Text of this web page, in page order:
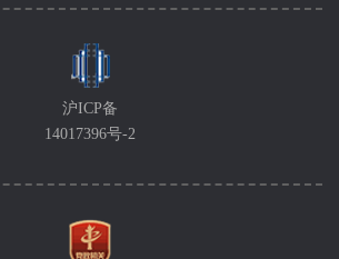
沪ICP备
14017396号-2